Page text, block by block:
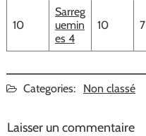
10
Sarreg
uemin
es 4
10 7
Categories: Non classé
Laisser un commentaire